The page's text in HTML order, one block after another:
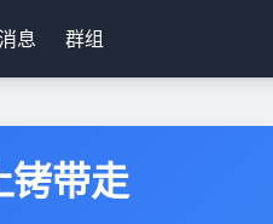
息 群组
铐带走